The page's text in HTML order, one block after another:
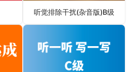
听觉排除干扰(杂音版)B级